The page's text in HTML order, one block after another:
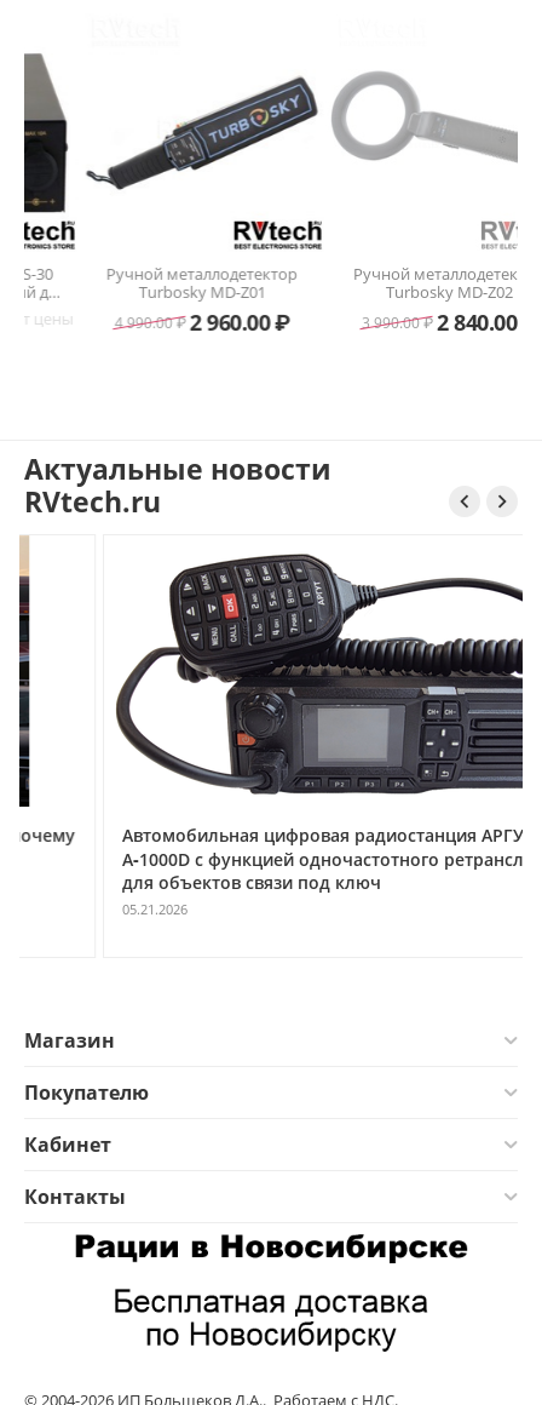
Ручной металлодетектор
Turbosky MD-Z01
4 990.00₽2 960.00₽
Ручной металлодетектор
Turbosky MD-Z02
3 990.00₽2 840.00₽
Актуальные новости
RVtech.ru
 
Автомобильная цифровая радиостанция АРГУТ
А‑1000D с функцией одночастотного ретранслятора
для объектов связи под ключ
Магазин
Покупателю
Кабинет
Контакты
© 2004-2026 ИП Большеков Д.А.. Работаем с НДС.